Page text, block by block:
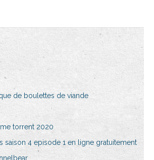
de boulettes de viande
torrent 2020
saison 4 episode 1 en ligne gratuitement